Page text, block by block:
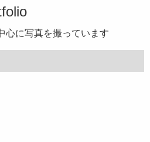
心に写真を撮っています